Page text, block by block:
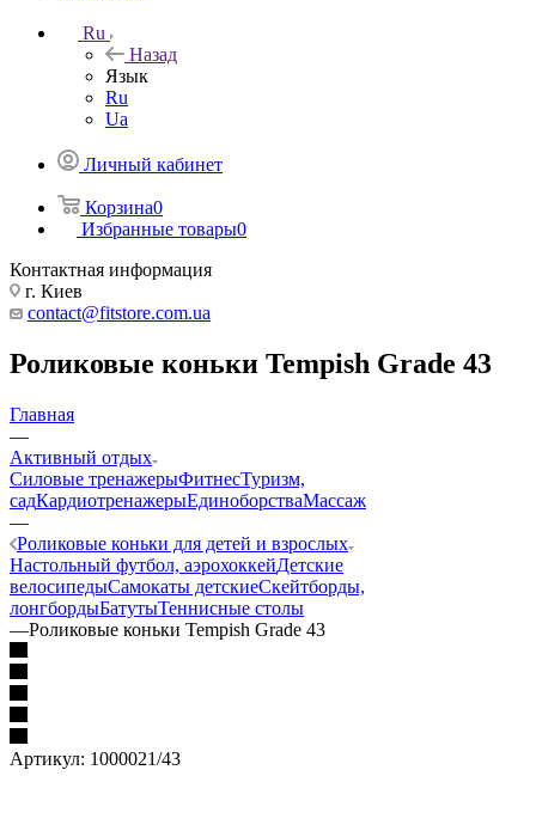
Ru
Назад
Язык
Ru
Ua
Личный кабинет
Корзина0
Избранные товары0
Контактная информация
г. Киев
contact@fitstore.com.ua
Роликовые коньки Tempish Grade 43
Главная
—
Активный отдых
Силовые тренажерыФитнесТуризм,
садКардиотренажерыЕдиноборстваМассаж
—
Роликовые коньки для детей и взрослых
Настольный футбол, аэрохоккейДетские
велосипедыСамокаты детскиеСкейтборды,
лонгбордыБатутыТеннисные столы
—Роликовые коньки Tempish Grade 43
Артикул: 1000021/43